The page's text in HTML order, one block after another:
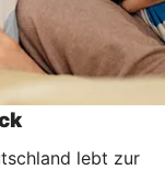
lebt zur